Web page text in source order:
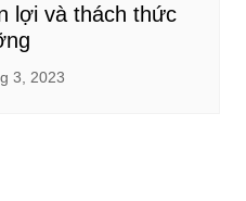
lợi và thách thức
3, 2023